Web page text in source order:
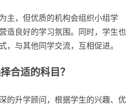
主，但优质的机构会组织小组学
造良好的学习氛围。同时，学生也
，与其他同学交流，互相促进。
合适的科目？
的升学顾问，根据学生的兴趣、优